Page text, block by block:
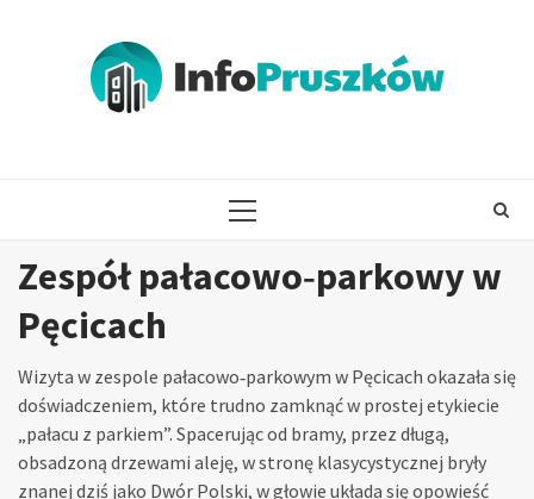
PRIMARY
Zespół pałacowo‑parkowy w
Pęcicach
Wizyta w zespole pałacowo‑parkowym w Pęcicach okazała się
doświadczeniem, które trudno zamknąć w prostej etykiecie
„pałacu z parkiem”. Spacerując od bramy, przez długą,
obsadzoną drzewami aleję, w stronę klasycystycznej bryły
znanej dziś jako Dwór Polski, w głowie układa się opowieść